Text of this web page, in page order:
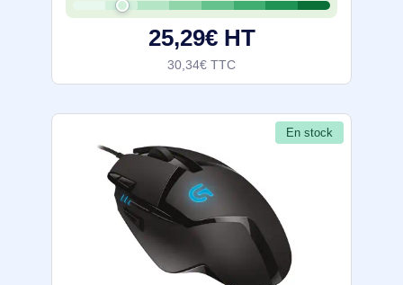
Type de boutons: Boutons poussoirs,
25,29€ HT
30,34€ TTC
En stock